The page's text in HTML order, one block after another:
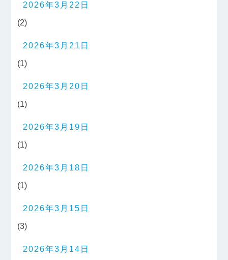
2026年3月22日
(2)
2026年3月21日
(1)
2026年3月20日
(1)
2026年3月19日
(1)
2026年3月18日
(1)
2026年3月15日
(3)
2026年3月14日